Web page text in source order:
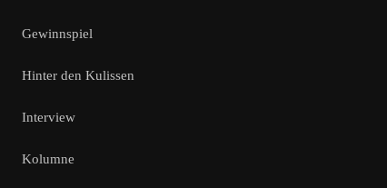
Gewinnspiel
Hinter den Kulissen
Interview
Kolumne